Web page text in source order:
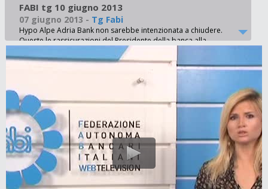
FABI tg 10 giugno 2013
07 giugno 2013 - Tg Fabi
Hypo Alpe Adria Bank non sarebbe intenzionata a chiudere.
Queste le rassicurazioni del Presidente della banca alla
governatrice del Friuli dopo le pressioni della FABI - La FABI
sostiene la proposta di legge depositata in cassazione dalla
Fiba Cisl per limitare i compensi dei manager bancari -
Unicredit, la FABI pronta alla contrattazione sulle
esternalizzazioni che riguarderanno 309 lavoratori. Il
sindacato incalza 'No al peggioramento delle condizioni
professionali' - Commissariata la Cassa di risparmio di
Ferrara. I commissari rassicurano: banca solida, ma la FABI
resta vigile - Veneto Banca, i sindacati ottengono un premio
di 500 euro anche per i neoassunti – Bcc Serino, i lavoratori
precari da 3 anni stabilizzati grazie alla FABI